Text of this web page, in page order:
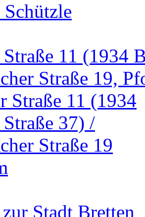
11 (1934
Straße 19,
Stadt Bretten